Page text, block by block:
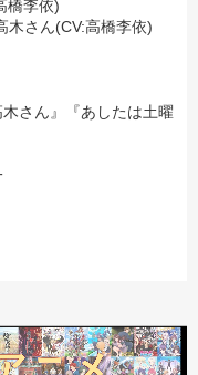
橋李依)
木さん(CV:高橋李依)
さん』『あしたは土曜